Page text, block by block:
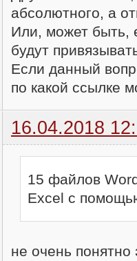
абсолютного, а
Или, может быть,
будут
Если данный
по какой ссылке
16.04.2018
15 файлов
Excel с
не очень понятно